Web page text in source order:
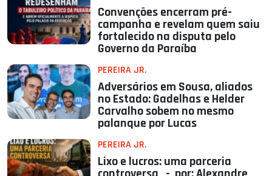
Convenções encerram pré-
campanha e revelam quem saiu
fortalecido na disputa pelo
Governo da Paraíba
PEREIRA JR.
Adversários em Sousa, aliados
no Estado: Gadelhas e Helder
Carvalho sobem no mesmo
palanque por Lucas
PEREIRA JR.
Lixo e lucros: uma parceria